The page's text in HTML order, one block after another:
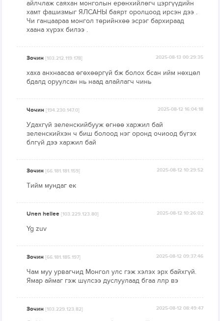
айлчлаж саяхан монголын ерөнхийлөгч цэргүүдийн
хамт фашизмыг ЯЛСАНЫ баярт оролцоод ирсэн дээ .
Чи ганцаараа монгол төрийнхөө эсрэг бархираад
хаана хүрэх билээ .
Зочин[103.212.119.178] 2025-08-13 00:29:35
хаха анхнаасаа өгөхөөргүй бж болох бсан ийм нөхцөл
бдалд оруулсан нь наад алайлагч чинь
Чочин[194.230.147.0] 2025-08-12 16:04:18
Удахгүй зеленскийбууж өгнөө харжил бай
зеленскийхэн ч биш болоод нэг оронд очиоод бүгэх
блгүй дээ харжил бай
Зочин[66.181.181.159] 2025-08-12 10:29:52
Тийм мундаг ек
Unen hellee[103.229.123.80] 2025-08-12 10:26:02
Yg zuv
Зочин[66.181.185.197] 2025-08-12 09:37:46
Чам муу урвагчид Монгол улс гэж хэлэх эрх байхгүй.
Ямар аймаг гэж шүлсээ дуслуулаад бгаа ллр вэ
Зочин[103.229.123.82] 2025-08-12 08:49:47